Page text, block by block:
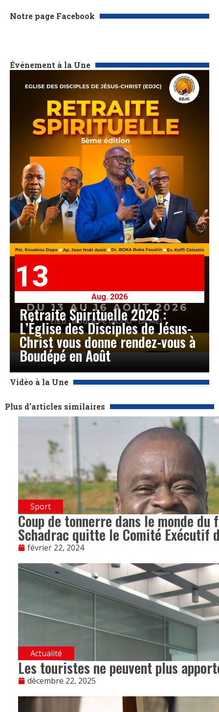
Notre page Facebook
Événement à la Une
13
Aug. 2026
Retraite Spirituelle 2026 :
L’Église des Disciples de Jésus-
Christ vous donne rendez-vous à
Boudépé en Août
Vidéo à la Une
Plus d'articles similaires
Sport
Coup de tonnerre dans le monde
Schadrac quitte le Comité Exécutif
février 22, 2024
Actualité
Les touristes ne peuvent plus
décembre 22, 2025